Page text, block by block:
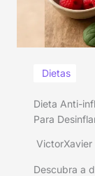
Dietas
Dieta Anti-
Para
VictorXavier
Descubra a